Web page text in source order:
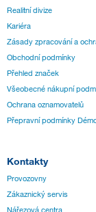
Realitní divize
Kariéra
Zásady zpracování a
Obchodní podmínky
Přehled značek
Všeobecné nákupní
Ochrana oznamovatelů
Přepravní podmínky
Kontakty
Provozovny
Zákaznický servis